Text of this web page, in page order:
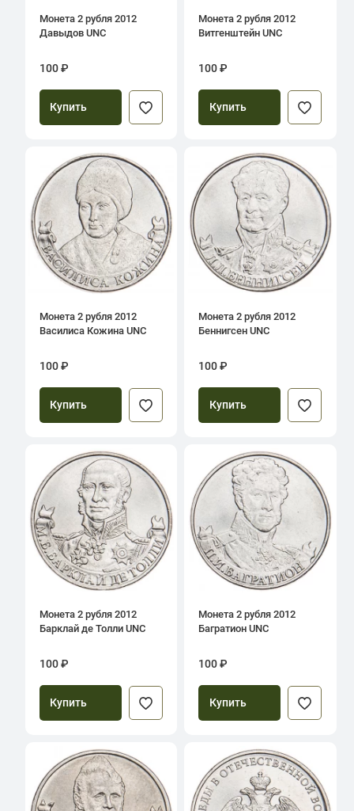
Монета 2 рубля 2012
Давыдов UNC
100 ₽
Купить
Монета 2 рубля 2012
Витгенштейн UNC
100 ₽
Купить
Монета 2 рубля 2012
Василиса Кожина UNC
100 ₽
Купить
Монета 2 рубля 2012
Беннигсен UNC
100 ₽
Купить
Монета 2 рубля 2012
Барклай де Толли UNC
100 ₽
Купить
Монета 2 рубля 2012
Багратион UNC
100 ₽
Купить